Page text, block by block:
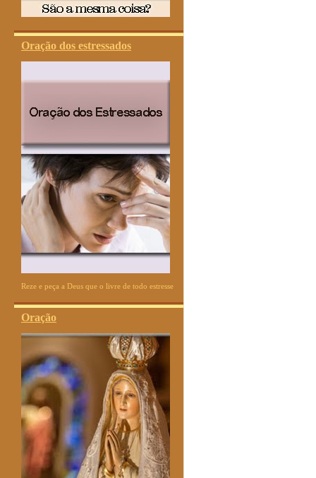
Oração dos estressados
Reze e peça a Deus que o livre de todo estresse
Oração